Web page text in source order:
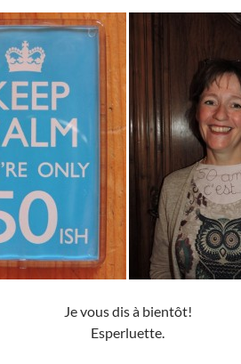
Je vous dis à bientôt!
Esperluette.